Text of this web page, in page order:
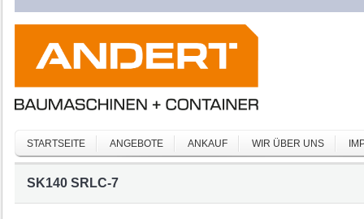
STARTSEITE ANGEBOTE ANKAUF WIR ÜBER UNS
SK140 SRLC-7